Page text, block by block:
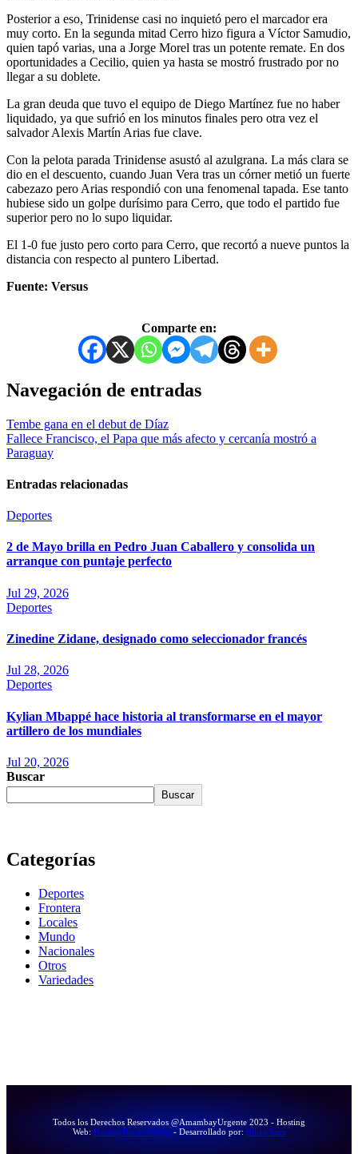
Posterior a eso, Trinidense casi no inquietó pero el marcador era
muy corto. En la segunda mitad Cerro hizo figura a Víctor Samudio,
quien tapó varias, una a Jorge Morel tras un potente remate. En dos
oportunidades a Cecilio, quien ya hasta se mostró frustrado por no
llegar a su doblete.
La gran deuda que tuvo el equipo de Diego Martínez fue no haber
liquidado, ya que sufrió en los minutos finales pero otra vez el
salvador Alexis Martín Arias fue clave.
Con la pelota parada Trinidense asustó al azulgrana. La más clara se
dio en el descuento, cuando Juan Vera tras un córner metió un fuerte
cabezazo pero Arias respondió con una fenomenal tapada. Ese tanto
hubiese sido un golpe durísimo para Cerro, que todo el partido fue
superior pero no lo supo liquidar.
El 1-0 fue justo pero corto para Cerro, que recortó a nueve puntos la
distancia con respecto al puntero Libertad.
Fuente: Versus
Comparte en:
Navegación de entradas
Tembe gana en el debut de Díaz
Fallece Francisco, el Papa que más afecto y cercanía mostró a
Paraguay
Entradas relacionadas
Deportes
2 de Mayo brilla en Pedro Juan Caballero y consolida un
arranque con puntaje perfecto
Jul 29, 2026
Deportes
Zinedine Zidane, designado como seleccionador francés
Jul 28, 2026
Deportes
Kylian Mbappé hace historia al transformarse en el mayor
artillero de los mundiales
Jul 20, 2026
Buscar
Buscar
Categorías
Deportes
Frontera
Locales
Mundo
Nacionales
Otros
Variedades
Todos los Derechos Reservados @AmambayUrgente 2023 - Hosting
Web: HostingBaratoOnline- Desarrollado por: RikkySanz